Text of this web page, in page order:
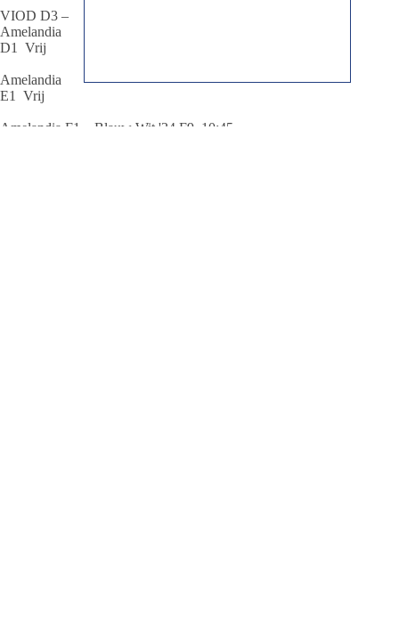
VIOD D3 –
Amelandia
D1 Vrij
Amelandia
E1 Vrij
Amelandia F1 – Blauw Wit '34 F9 10:45